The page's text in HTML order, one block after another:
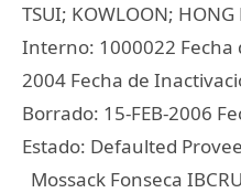
TSUI; KOWLOON; HONG
Interno: 1000022 Fecha
2004 Fecha de
Borrado: 15-FEB-2006
Estado: Defaulted
Mossack Fonseca